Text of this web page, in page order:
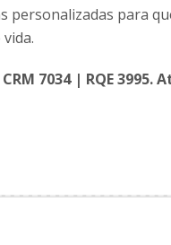
personalizadas para
7034 | RQE 3995.